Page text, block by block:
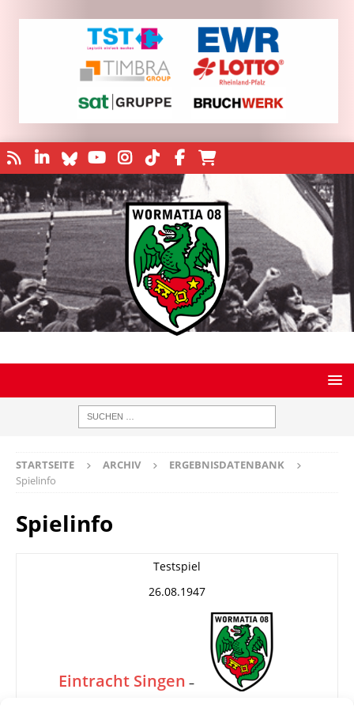
STARTSEITE ARCHIV
ERGEBNISDATENBANK
Spielinfo
Spielinfo
Testspiel
26.08.1947
Eintracht Singen –